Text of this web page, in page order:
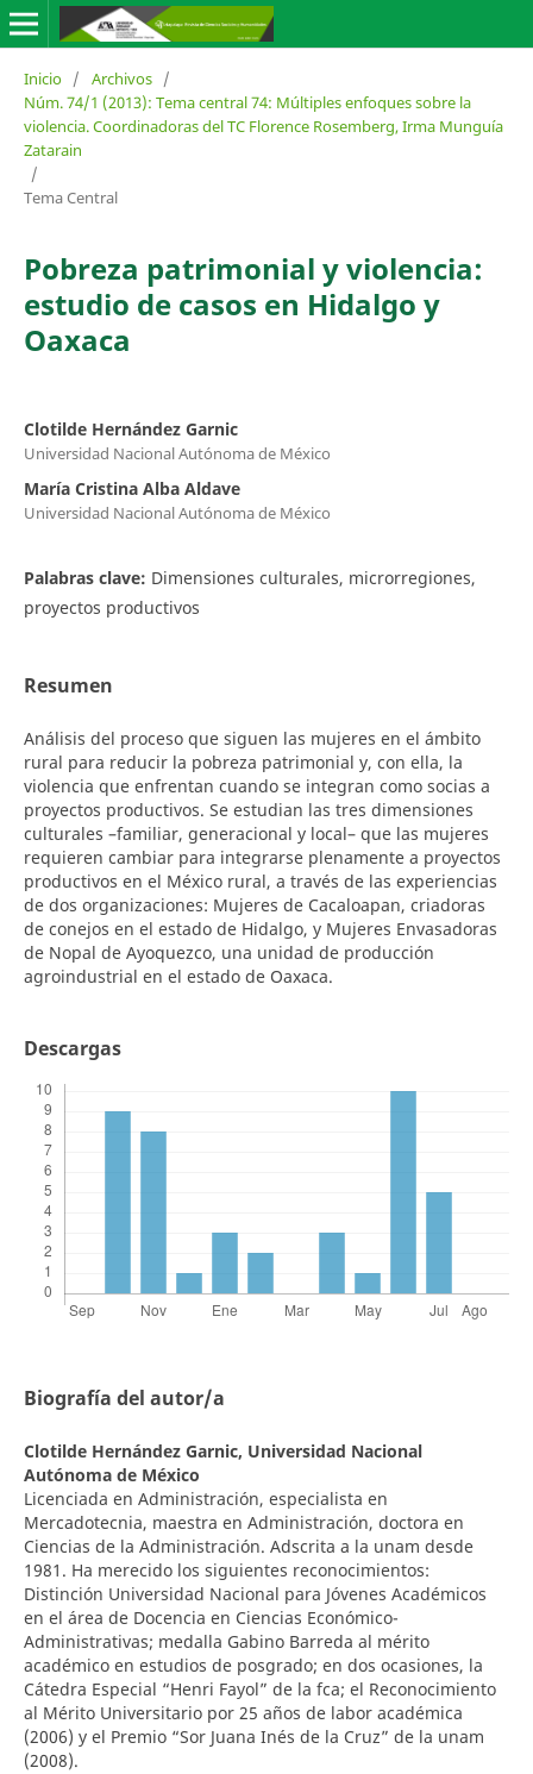
Inicio / Archivos /
Núm. 74/1 (2013): Tema central 74: Múltiples enfoques sobre la
violencia. Coordinadoras del TC Florence Rosemberg, Irma Munguía
Zatarain
/
Tema Central
Pobreza patrimonial y violencia:
estudio de casos en Hidalgo y
Oaxaca
Clotilde Hernández Garnic
Universidad Nacional Autónoma de México
María Cristina Alba Aldave
Universidad Nacional Autónoma de México
Palabras clave: Dimensiones culturales, microrregiones,
proyectos productivos
Resumen
Análisis del proceso que siguen las mujeres en el ámbito
rural para reducir la pobreza patrimonial y, con ella, la
violencia que enfrentan cuando se integran como socias a
proyectos productivos. Se estudian las tres dimensiones
culturales –familiar, generacional y local– que las muje­res
requieren cambiar para integrarse plenamente a proyectos
productivos en el México rural, a través de las experiencias
de dos organizaciones: Mujeres de Cacaloapan, criadoras
de conejos en el estado de Hidalgo, y Mujeres Envasadoras
de Nopal de Ayoquezco, una unidad de producción
agroindustrial en el estado de Oaxaca.
Descargas
Biografía del autor/a
Clotilde Hernández Garnic, Universidad Nacional
Autónoma de México
Licenciada en Administración, especialista en
Mercadotecnia, maestra en Administración, doctora en
Ciencias de la Administración. Adscrita a la unam desde
1981. Ha merecido los siguientes reconocimientos:
Distinción Universidad Nacional para Jóvenes Académicos
en el área de Docencia en Ciencias Económico-
Administrativas; medalla Gabino Barreda al mérito
académico en estudios de posgrado; en dos ocasiones, la
Cátedra Especial “Henri Fayol” de la fca; el Reconocimiento
al Mérito Universitario por 25 años de labor académica
(2006) y el Premio “Sor Juana Inés de la Cruz” de la unam
(2008).